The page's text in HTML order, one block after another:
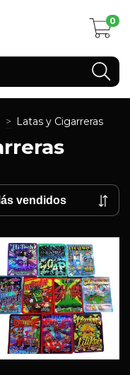
0
> Latas y Cigarreras